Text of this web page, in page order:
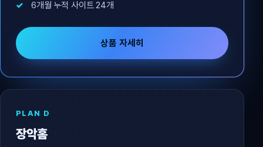
6개월 누적 사이트 24개
상품 자세히
PLAN D
장악홈